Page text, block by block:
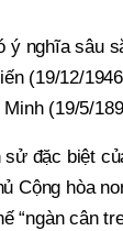
ý nghĩa sâu
(19/12/
(19/5/
đặc biệt
Cộng hòa
“ngàn cân